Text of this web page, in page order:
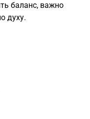
баланс, важно
духу.